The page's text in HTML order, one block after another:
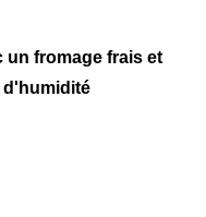
un fromage frais et